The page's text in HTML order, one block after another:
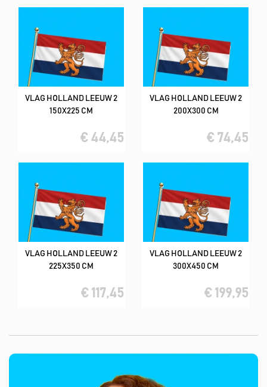
VLAG HOLLAND LEEUW 2
150X225 CM
€ 44,45
VLAG HOLLAND LEEUW 2
200X300 CM
€ 74,45
VLAG HOLLAND LEEUW 2
225X350 CM
€ 117,45
VLAG HOLLAND LEEUW 2
300X450 CM
€ 199,95